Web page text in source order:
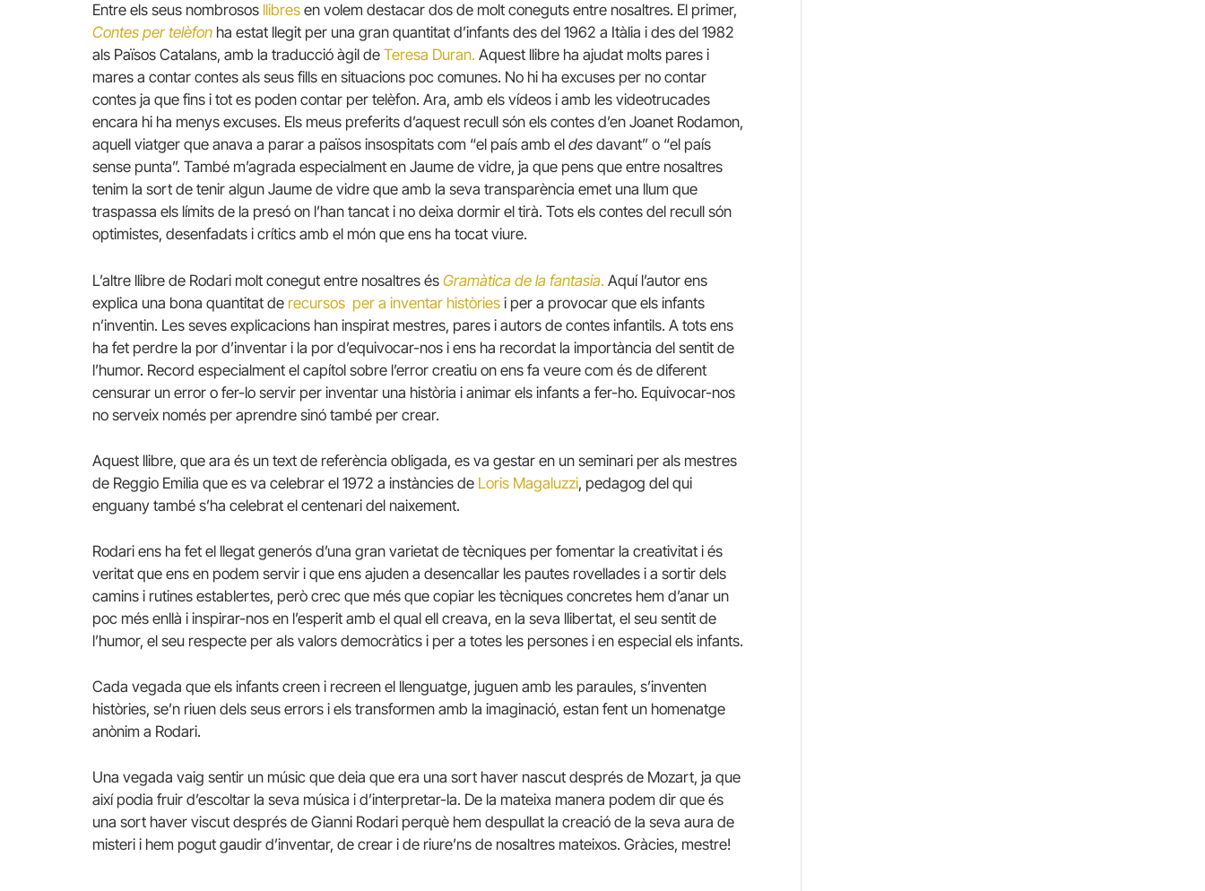
Entre els seus nombrosos llibres en volem destacar dos de molt coneguts entre nosaltres. El primer,
Contes per telèfon ha estat llegit per una gran quantitat d’infants des del 1962 a Itàlia i des del 1982
als Països Catalans, amb la traducció àgil de Teresa Duran. Aquest llibre ha ajudat molts pares i
mares a contar contes als seus fills en situacions poc comunes. No hi ha excuses per no contar
contes ja que fins i tot es poden contar per telèfon. Ara, amb els vídeos i amb les videotrucades
encara hi ha menys excuses. Els meus preferits d’aquest recull són els contes d’en Joanet Rodamon,
aquell viatger que anava a parar a països insospitats com “el país amb el des davant” o “el país
sense punta”. També m’agrada especialment en Jaume de vidre, ja que pens que entre nosaltres
tenim la sort de tenir algun Jaume de vidre que amb la seva transparència emet una llum que
traspassa els límits de la presó on l’han tancat i no deixa dormir el tirà. Tots els contes del recull són
optimistes, desenfadats i crítics amb el món que ens ha tocat viure.
L’altre llibre de Rodari molt conegut entre nosaltres és Gramàtica de la fantasia. Aquí l’autor ens
explica una bona quantitat de recursos per a inventar històries i per a provocar que els infants
n’inventin. Les seves explicacions han inspirat mestres, pares i autors de contes infantils. A tots ens
ha fet perdre la por d’inventar i la por d’equivocar-nos i ens ha recordat la importància del sentit de
l’humor. Record especialment el capítol sobre l’error creatiu on ens fa veure com és de diferent
censurar un error o fer-lo servir per inventar una història i animar els infants a fer-ho. Equivocar-nos
no serveix només per aprendre sinó també per crear.
Aquest llibre, que ara és un text de referència obligada, es va gestar en un seminari per als mestres
de Reggio Emilia que es va celebrar el 1972 a instàncies de Loris Magaluzzi, pedagog del qui
enguany també s’ha celebrat el centenari del naixement.
Rodari ens ha fet el llegat generós d’una gran varietat de tècniques per fomentar la creativitat i és
veritat que ens en podem servir i que ens ajuden a desencallar les pautes rovellades i a sortir dels
camins i rutines establertes, però crec que més que copiar les tècniques concretes hem d’anar un
poc més enllà i inspirar-nos en l’esperit amb el qual ell creava, en la seva llibertat, el seu sentit de
l’humor, el seu respecte per als valors democràtics i per a totes les persones i en especial els infants.
Cada vegada que els infants creen i recreen el llenguatge, juguen amb les paraules, s’inventen
històries, se’n riuen dels seus errors i els transformen amb la imaginació, estan fent un homenatge
anònim a Rodari.
Una vegada vaig sentir un músic que deia que era una sort haver nascut després de Mozart, ja que
així podia fruir d’escoltar la seva música i d’interpretar-la. De la mateixa manera podem dir que és
una sort haver viscut després de Gianni Rodari perquè hem despullat la creació de la seva aura de
misteri i hem pogut gaudir d’inventar, de crear i de riure’ns de nosaltres mateixos. Gràcies, mestre!